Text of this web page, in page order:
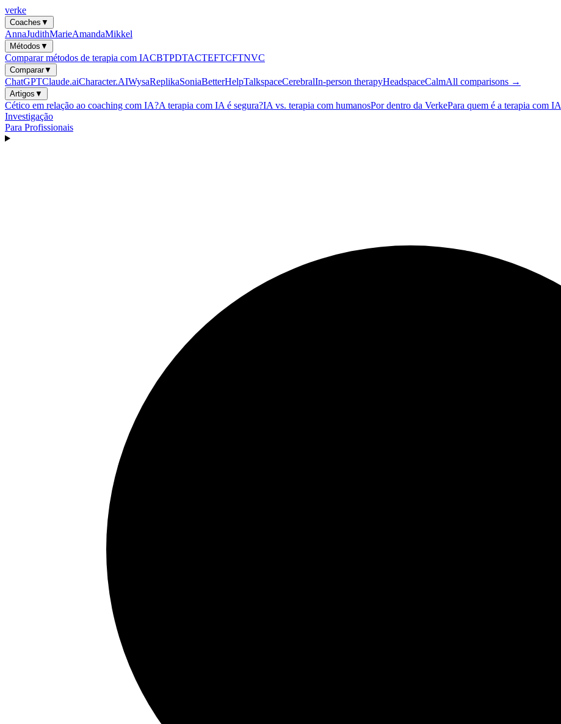
verke
Coaches ▼
AnnaJudithMarieAmandaMikkel
Métodos ▼
Comparar métodos de terapia com IACBTPDTACTEFTCFTNVC
Comparar▼
ChatGPTClaude.aiCharacter.AIWysaReplikaSoniaBetterHelpTalkspaceCerebralIn-person therapyHeadspaceCalmAll comparisons →
Artigos ▼
Cético em relação ao coaching com IA?A terapia com IA é segura?IA vs. terapia com humanosPor dentro da VerkePara quem é a terapia com IA
Investigação
Para Profissionais